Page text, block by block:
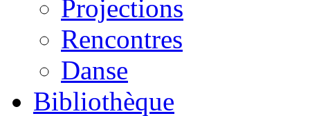
Projections
Rencontres
Danse
Bibliothèque